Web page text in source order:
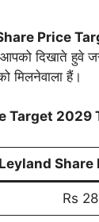
Price
आपको दिखाते
हैं।
Target 2029
Rs